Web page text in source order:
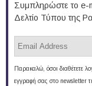
Συμπληρώστε το e-
Δελτίο Τύπου της
Παρακαλώ, όσοι διαθέτετε
εγγραφή σας στο newsletter